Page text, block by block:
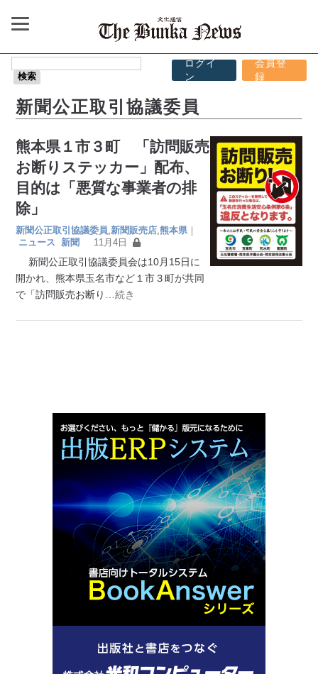
ログイ
ン
会員登
録
新聞公正取引協議委員
熊本県１市３町 「訪問販売
お断りステッカー」配布、
目的は「悪質な事業者の排
除」
新聞公正取引協議委員 新聞販売店 ,熊本県 ｜
ニュース
新聞 11月4日
新聞公正取引協議委員会は10月15日に
開かれ、熊本県玉名市など１市３町が共同
で「訪問販売お断り
…続き